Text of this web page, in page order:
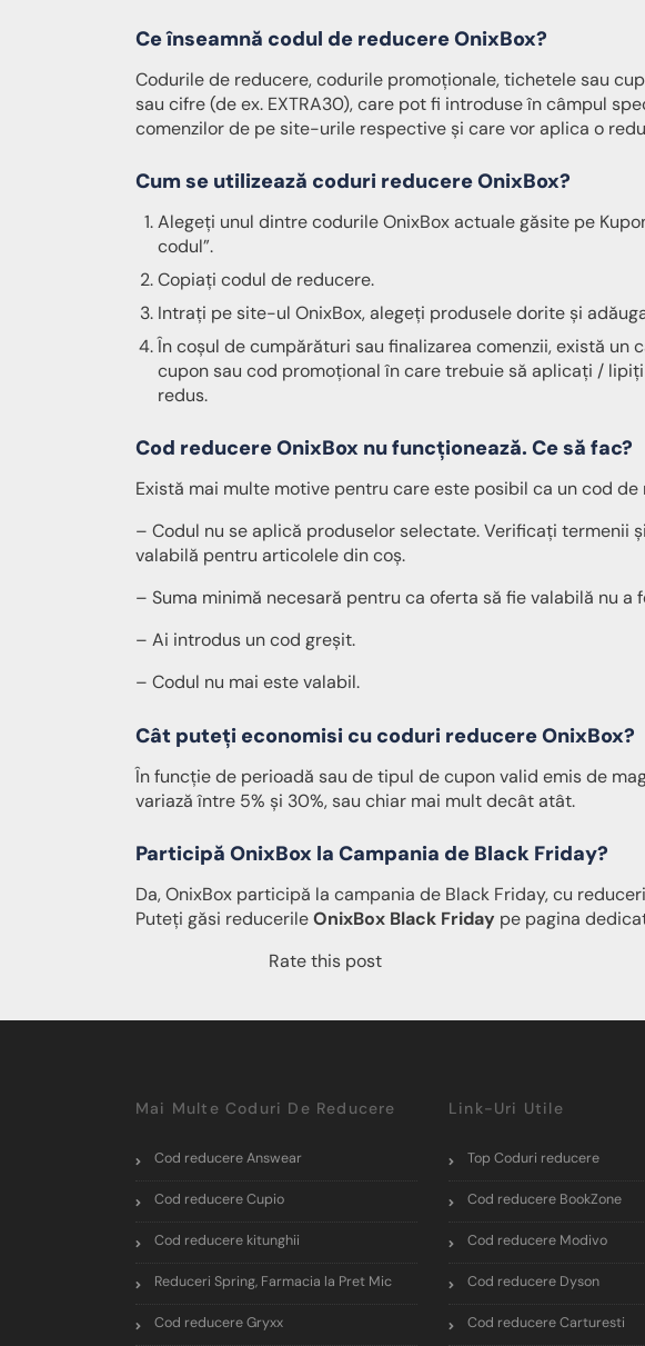
Ce înseamnă codul de reducere OnixBox?
Codurile de reducere, codurile promoționale, tichetele sau
sau cifre (de ex. EXTRA30), care pot fi introduse în câmpul
comenzilor de pe site-urile respective și care vor aplica o
Cum se utilizează coduri reducere OnixBox?
Alegeți unul dintre codurile OnixBox actuale găsite pe
codul”.
Copiați codul de reducere.
Intrați pe site-ul OnixBox, alegeți produsele dorite și
În coșul de cumpărături sau finalizarea comenzii, există un
cupon sau cod promoțional în care trebuie să aplicați /
redus.
Cod reducere OnixBox nu funcționează. Ce să fac?
Există mai multe motive pentru care este posibil ca un cod de
– Codul nu se aplică produselor selectate. Verificați termenii
valabilă pentru articolele din coș.
– Suma minimă necesară pentru ca oferta să fie valabilă nu a
– Ai introdus un cod greșit.
– Codul nu mai este valabil.
Cât puteți economisi cu coduri reducere OnixBox?
În funcție de perioadă sau de tipul de cupon valid emis de
variază între 5% și 30%, sau chiar mai mult decât atât.
Participă OnixBox la Campania de Black Friday?
Da, OnixBox participă la campania de Black Friday, cu
Puteți găsi reducerileOnixBox Black Friday pe pagina
Rate this post
Mai Multe Coduri De Reducere
Cod reducere Answear
Cod reducere Cupio
Cod reducere kitunghii
Reduceri Spring, Farmacia la Pret Mic
Cod reducere Gryxx
Link-Uri Utile
Top Coduri reducere
Cod reducere BookZone
Cod reducere Modivo
Cod reducere Dyson
Cod reducere Carturesti